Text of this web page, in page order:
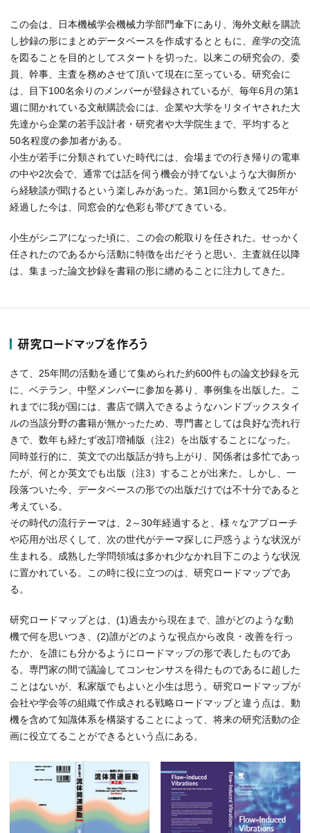
この会は、日本機械学会機械力学部門傘下にあり、海外文献を購読
し抄録の形にまとめデータベースを作成するとともに、産学の交流
を図ることを目的としてスタートを切った。以来この研究会の、委
員、幹事、主査を務めさせて頂いて現在に至っている。研究会に
は、目下100名余りのメンバーが登録されているが、毎年6月の第1
週に開かれている文献購読会には、企業や大学をリタイヤされた大
先達から企業の若手設計者・研究者や大学院生まで、平均すると
50名程度の参加者がある。
小生が若手に分類されていた時代には、会場までの行き帰りの電車
の中や2次会で、通常では話を伺う機会が持てないような大御所か
ら経験談が聞けるという楽しみがあった。第1回から数えて25年が
経過した今は、同窓会的な色彩も帯びてきている。
小生がシニアになった頃に、この会の舵取りを任された。せっかく
任されたのであるから活動に特徴を出だそうと思い、主査就任以降
は、集まった論文抄録を書籍の形に纏めることに注力してきた。
研究ロードマップを作ろう
さて、25年間の活動を通じて集められた約600件もの論文抄録を元
に、ベテラン、中堅メンバーに参加を募り、事例集を出版した。こ
れまでに我が国には、書店で購入できるようなハンドブックスタイ
ルの当該分野の書籍が無かったため、専門書としては良好な売れ行
きで、数年も経たず改訂増補版（注2）を出版することになった。
同時並行的に、英文での出版話が持ち上がり、関係者は多忙であっ
たが、何とか英文でも出版（注3）することが出来た。しかし、一
段落ついた今、データベースの形での出版だけでは不十分であると
考えている。
その時代の流行テーマは、2～30年経過すると、様々なアプローチ
や応用が出尽くして、次の世代がテーマ探しに戸惑うような状況が
生まれる。成熟した学問領域は多かれ少なかれ目下このような状況
に置かれている。この時に役に立つのは、研究ロードマップであ
る。
研究ロードマップとは、(1)過去から現在まで、誰がどのような動
機で何を思いつき、(2)誰がどのような視点から改良・改善を行っ
たか、を誰にも分かるようにロードマップの形で表したものであ
る。専門家の間で議論してコンセンサスを得たものであるに超した
ことはないが、私家版でもよいと小生は思う。研究ロードマップが
会社や学会等の組織で作成される戦略ロードマップと違う点は、動
機を含めて知識体系を構築することによって、将来の研究活動の企
画に役立てることができるという点にある。